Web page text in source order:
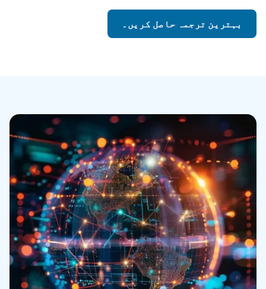
بہترین ترجمہ حاصل کریں۔